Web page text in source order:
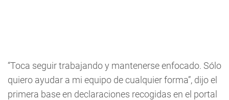
“Toca seguir trabajando y mantenerse enfocado. Sólo
quiero ayudar a mi equipo de cualquier forma”, dijo el
primera base en declaraciones recogidas en el portal